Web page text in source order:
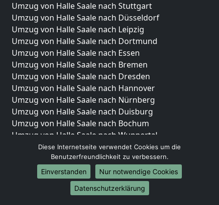
Umzug von Halle Saale nach Stuttgart
Umzug von Halle Saale nach Düsseldorf
Umzug von Halle Saale nach Leipzig
Umzug von Halle Saale nach Dortmund
Umzug von Halle Saale nach Essen
Umzug von Halle Saale nach Bremen
Umzug von Halle Saale nach Dresden
Umzug von Halle Saale nach Hannover
Umzug von Halle Saale nach Nürnberg
Umzug von Halle Saale nach Duisburg
Umzug von Halle Saale nach Bochum
Umzug von Halle Saale nach Wuppertal
Umzug von Halle Saale nach Bielefeld
Umzug von Halle Saale nach Bonn
Umzug von Halle Saale nach Münster
Internationale-Umzüge
Diese Internetseite verwendet Cookies um die
Benutzerfreundlichkeit zu verbessern.
Einverstanden
Nur notwendige Cookies
Datenschutzerklärung